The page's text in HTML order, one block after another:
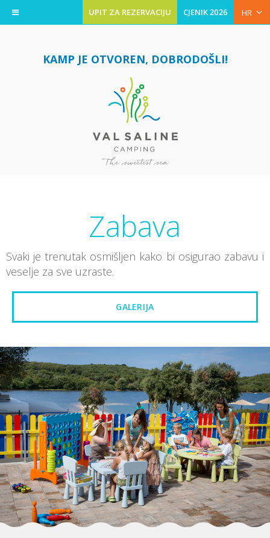
HR
CJENIK 2026
UPIT ZA REZERVACIJU
KAMP JE OTVOREN, DOBRODOŠLI!
Zabava
Svaki je trenutak osmišljen kako bi osigurao zabavu i
veselje za sve uzraste.
GALERIJA